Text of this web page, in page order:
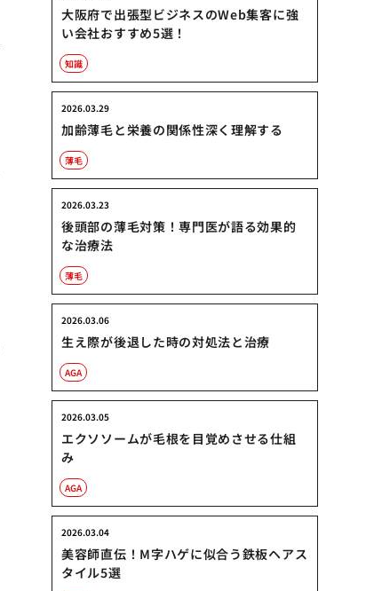
大阪府で出張型ビジネスのWeb集客に強
い会社おすすめ5選！
知識
加齢薄毛と栄養の関係性深く理解する
2026.03.29
薄毛
後頭部の薄毛対策！専門医が語る効果的
な治療法
2026.03.23
薄毛
生え際が後退した時の対処法と治療
2026.03.06
AGA
エクソソームが毛根を目覚めさせる仕組
み
2026.03.05
AGA
美容師直伝！M字ハゲに似合う鉄板ヘアス
タイル5選
2026.03.04